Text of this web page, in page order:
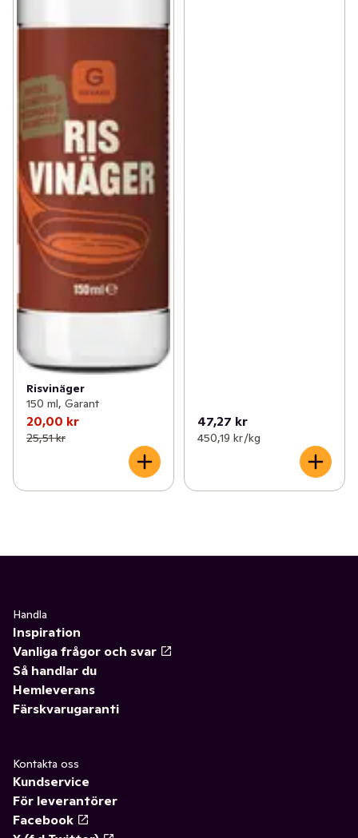
Risvinäger
150 ml, Garant
20,00 kr
25,51 kr
47,27 kr
450,19 kr /kg
Handla
Inspiration
Vanliga frågor och svar
Så handlar du
Hemleverans
Färskvarugaranti
Kontakta oss
Kundservice
För leverantörer
Facebook